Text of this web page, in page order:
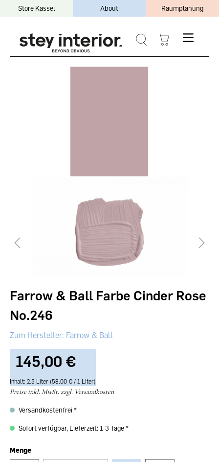
Store Kassel About Raumplanung
Farrow & Ball Farbe Cinder Rose
No.246
Farrow & Ball
145,00 €‎
Inhalt: 2.5 Liter (58,00 €‎ / 1 Liter)
Preise inkl. MwSt. zzgl. Versandkosten
Versandkostenfrei
Sofort verfügbar, Lieferzeit: 1-3 Tage
Menge